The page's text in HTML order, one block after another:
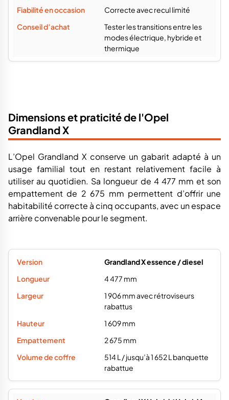
Correcte avec recul limité
Tester les transitions entre les
modes électrique, hybride et
thermique
Dimensions et praticité de l'Opel
Grandland X
L’Opel Grandland X conserve un gabarit adapté à un
usage familial tout en restant relativement facile à
utiliser au quotidien. Sa longueur de 4 477 mm et son
empattement de 2 675 mm permettent d’offrir une
habitabilité correcte à cinq occupants, avec un espace
arrière convenable pour le segment.
Grandland X essence / diesel
4 477 mm
1 906 mm avec rétroviseurs
rabattus
1 609 mm
2 675 mm
514 L / jusqu’à 1 652 L banquette
rabattue